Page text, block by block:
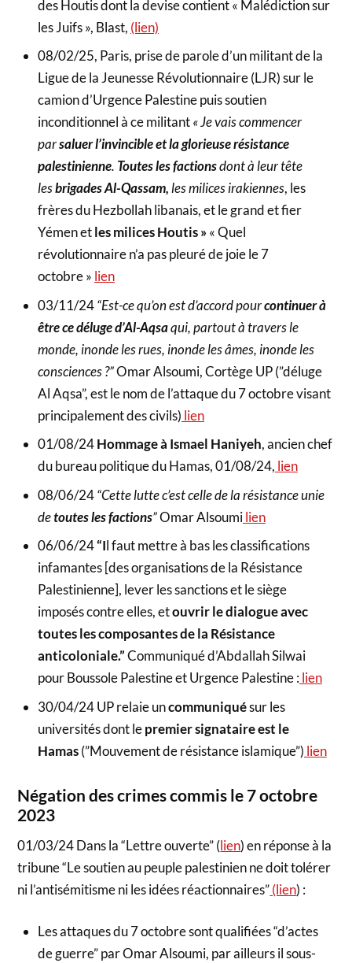
des Houtis dont la devise contient « Malédiction sur
les Juifs », Blast, (lien)
08/02/25, Paris, prise de parole d’un militant de la
Ligue de la Jeunesse Révolutionnaire (LJR) sur le
camion d’Urgence Palestine puis soutien
inconditionnel à ce militant« Je vais commencer
parsaluer l’invincible et la glorieuse résistance
palestinienne. Toutes les factionsdont à leur tête
lesbrigades Al-Qassam, les milices irakiennes, les
frères du Hezbollah libanais, et le grand et fier
Yémen etles milices Houtis »« Quel
révolutionnaire n’a pas pleuré de joie le 7
octobre » lien
03/11/24“Est-ce qu’on est d’accord pourcontinuer à
être ce déluge d’Al-Aqsaqui, partout à travers le
monde, inonde les rues, inonde les âmes, inonde les
consciences ?”Omar Alsoumi, Cortège UP (”déluge
Al Aqsa”, est le nom de l’attaque du 7 octobre visant
principalement des civils) lien
01/08/24Hommage à Ismael Haniyeh, ancien chef
du bureau politique du Hamas, 01/08/24, lien
08/06/24“Cette lutte c’est celle de la résistance unie
detoutes les factions”Omar Alsoumilien
06/06/24“Il faut mettre à bas les classifications
infamantes [des organisations de la Résistance
Palestinienne], lever les sanctions et le siège
imposés contre elles, etouvrir le dialogue avec
toutes les composantes de la Résistance
anticoloniale.”Communiqué d’Abdallah Silwai
pour Boussole Palestine et Urgence Palestine :lien
30/04/24 UP relaie uncommuniquésur les
universités dont lepremier signataire est le
Hamas(”Mouvement de résistance islamique”) lien
Négation des crimes commis le 7 octobre
2023
01/03/24 Dans la “Lettre ouverte” (lien) en réponse à la
tribune “Le soutien au peuple palestinien ne doit tolérer
ni l’antisémitisme ni les idées réactionnaires”(lien) :
Les attaques du 7 octobre sont qualifiées “d’actes
de guerre” par Omar Alsoumi, par ailleurs il sous-